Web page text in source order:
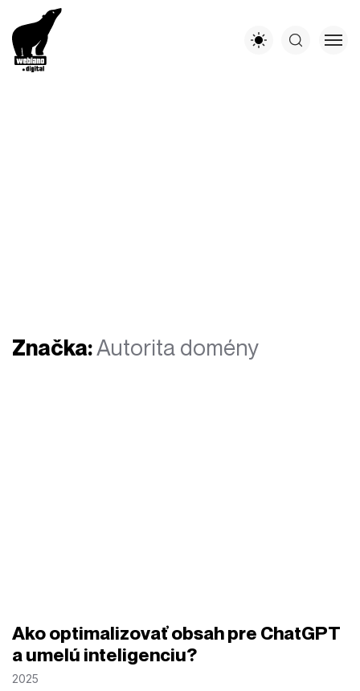
Značka:Autorita domény
Ako optimalizovať obsah pre ChatGPT
a umelú inteligenciu?
2025